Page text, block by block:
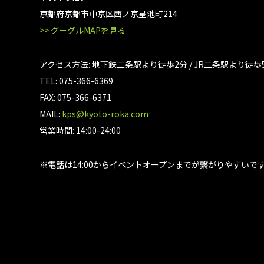
京都府京都市中京区西ノ京星池町214
>> グーグルMAPを見る
アクセス方法: 地下鉄二条駅より徒歩2分 / JR二条駅より徒歩
TEL: 075-366-6369
FAX: 075-366-6371
MAIL: kps@kyoto-roka.com
営業時間: 14:00-24:00
※電話は14:00からイベントオープンまでが繋がりやすいです